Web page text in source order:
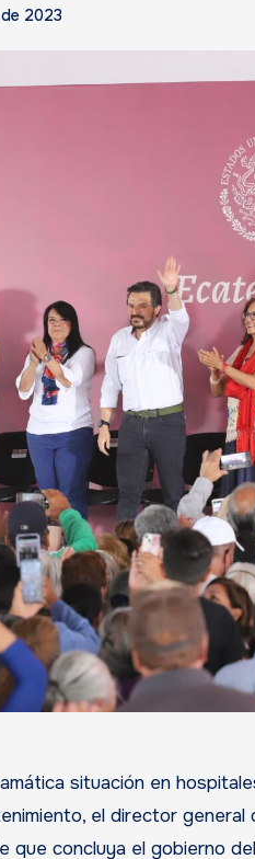
2023
situación en
el director
que concluya el gobierno